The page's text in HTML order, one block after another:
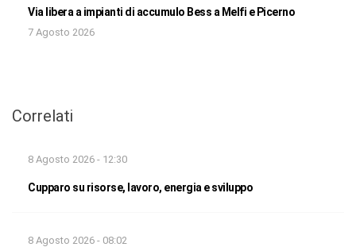
Via libera a impianti di accumulo Bess a Melfi e Picerno
7 Agosto 2026
Correlati
8 Agosto 2026 - 12:30
Cupparo su risorse, lavoro, energia e sviluppo
8 Agosto 2026 - 08:02